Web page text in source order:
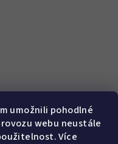
umožnili pohodlné
webu neustále
Více